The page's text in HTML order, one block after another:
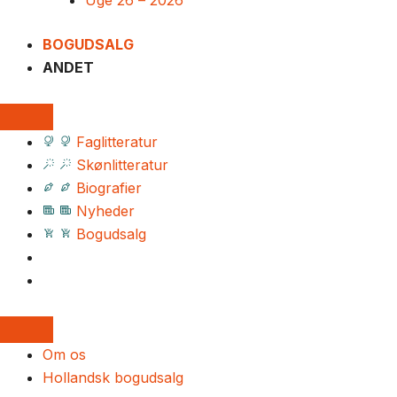
BOGUDSALG
ANDET
Faglitteratur
Skønlitteratur
Biografier
Nyheder
Bogudsalg
Om os
Hollandsk bogudsalg